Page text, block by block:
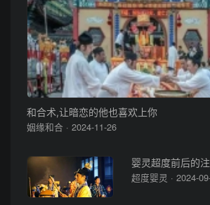
和合术,让暗恋的他也喜欢上你
姻缘和合 · 2024-11-26
婴灵超度前后的
超度婴灵 · 2024-